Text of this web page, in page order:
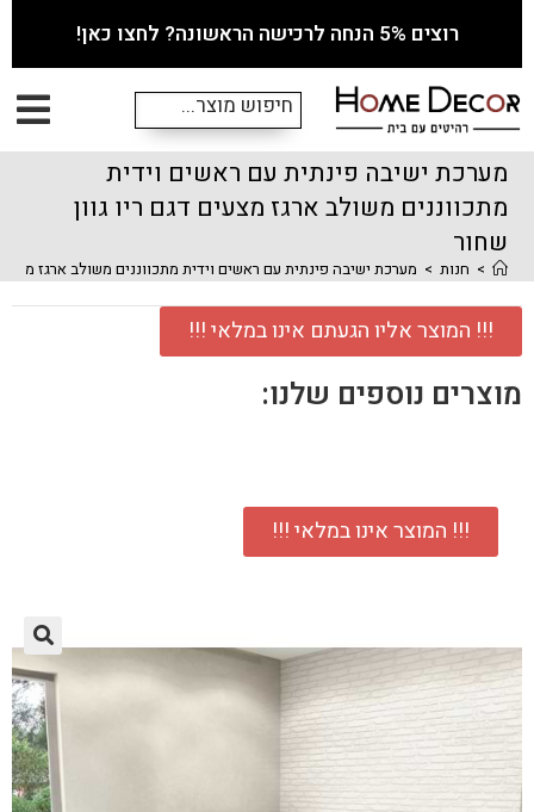
רוצים 5% הנחה לרכישה הראשונה? לחצו כאן!
מערכת ישיבה פינתית עם ראשים וידית
מתכווננים משולב ארגז מצעים דגם ריו גוון
שחור
> חנות > מערכת ישיבה פינתית עם ראשים וידית מתכווננים משולב ארגז
!!! המוצר אליו הגעתם אינו במלאי !!!
מוצרים נוספים שלנו:
!!! המוצר אינו במלאי !!!